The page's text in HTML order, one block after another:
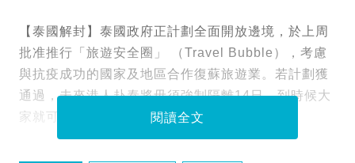
【泰國解封】泰國政府正計劃全面開放邊境，於上周
批准推行「旅遊安全圈」 （Travel Bubble），考慮
與抗疫成功的國家及地區合作復蘇旅遊業。若計劃獲
通過，未來港人赴泰將毋須強制隔離14日。到時候大
家就可以去泰國鬆一鬆喇！
閱讀全文